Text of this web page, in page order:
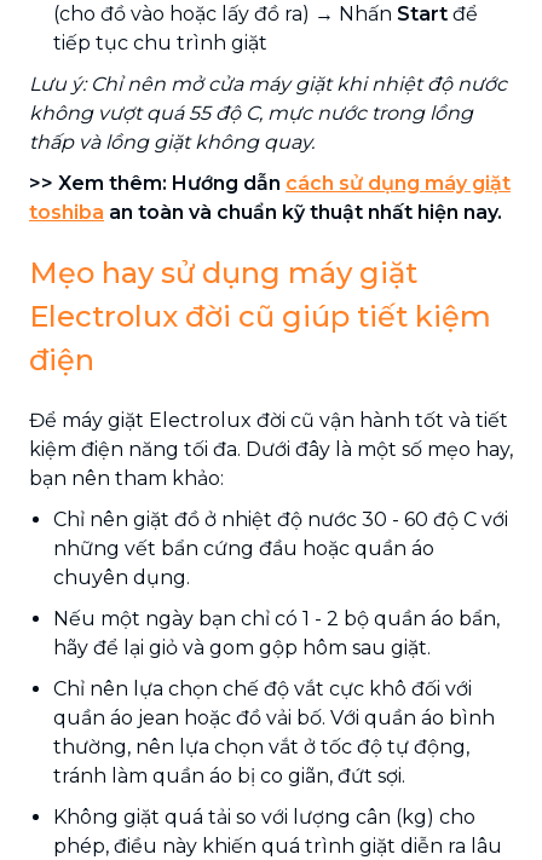
(cho đồ vào hoặc lấy đồ ra) → Nhấn Start để
tiếp tục chu trình giặt
Lưu ý: Chỉ nên mở cửa máy giặt khi nhiệt độ nước
không vượt quá 55 độ C, mực nước trong lồng
thấp và lồng giặt không quay.
>> Xem thêm: Hướng dẫn cách sử dụng máy giặt
toshiba an toàn và chuẩn kỹ thuật nhất hiện nay.
Mẹo hay sử dụng máy giặt
Electrolux đời cũ giúp tiết kiệm
điện
Để máy giặt Electrolux đời cũ vận hành tốt và tiết
kiệm điện năng tối đa. Dưới đây là một số mẹo hay,
bạn nên tham khảo:
Chỉ nên giặt đồ ở nhiệt độ nước 30 - 60 độ C với
những vết bẩn cứng đầu hoặc quần áo
chuyên dụng.
Nếu một ngày bạn chỉ có 1 - 2 bộ quần áo bẩn,
hãy để lại giỏ và gom gộp hôm sau giặt.
Chỉ nên lựa chọn chế độ vắt cực khô đối với
quần áo jean hoặc đồ vải bố. Với quần áo bình
thường, nên lựa chọn vắt ở tốc độ tự động,
tránh làm quần áo bị co giãn, đứt sợi.
Không giặt quá tải so với lượng cân (kg) cho
phép, điều này khiến quá trình giặt diễn ra lâu